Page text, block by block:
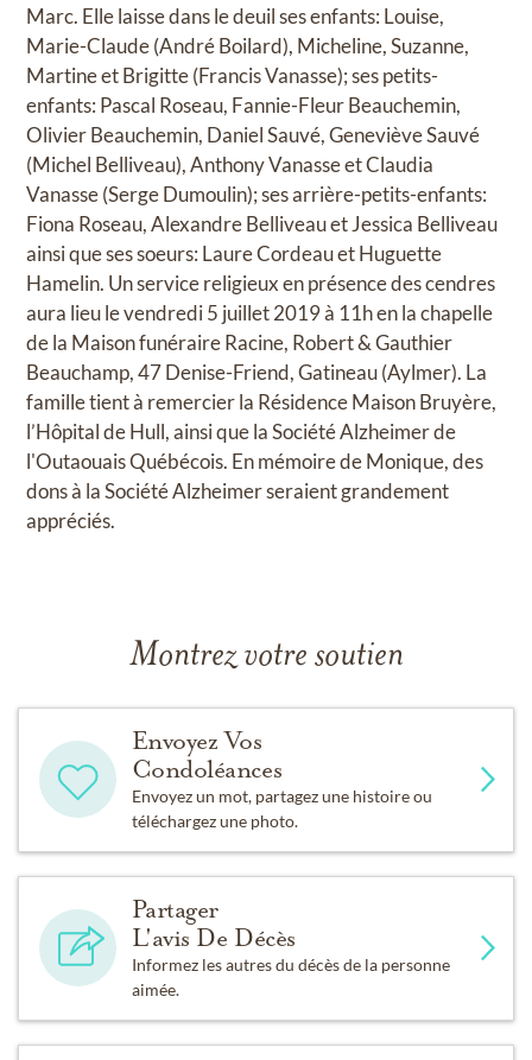
Marc. Elle laisse dans le deuil ses enfants: Louise,
Marie-Claude (André Boilard), Micheline, Suzanne,
Martine et Brigitte (Francis Vanasse); ses petits-
enfants: Pascal Roseau, Fannie-Fleur Beauchemin,
Olivier Beauchemin, Daniel Sauvé, Geneviève Sauvé
(Michel Belliveau), Anthony Vanasse et Claudia
Vanasse (Serge Dumoulin); ses arrière-petits-enfants:
Fiona Roseau, Alexandre Belliveau et Jessica Belliveau
ainsi que ses soeurs: Laure Cordeau et Huguette
Hamelin. Un service religieux en présence des cendres
aura lieu le vendredi 5 juillet 2019 à 11h en la chapelle
de la Maison funéraire Racine, Robert & Gauthier
Beauchamp, 47 Denise-Friend, Gatineau (Aylmer). La
famille tient à remercier la Résidence Maison Bruyère,
l’Hôpital de Hull, ainsi que la Société Alzheimer de
l'Outaouais Québécois. En mémoire de Monique, des
dons à la Société Alzheimer seraient grandement
appréciés.
Montrez votre soutien
Envoyez Vos
Condoléances
Envoyez un mot, partagez une histoire ou
téléchargez une photo.
Partager
L'avis De Décès
Informez les autres du décès de la personne
aimée.